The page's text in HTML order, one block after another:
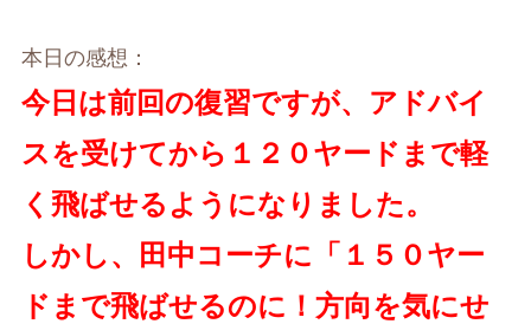
本日の感想：
今日は前回の復習ですが、アドバイ
スを受けてから１２０ヤードまで軽
く飛ばせるようになりました。
しかし、田中コーチに「１５０ヤー
ドまで飛ばせるのに！方向を気にせ